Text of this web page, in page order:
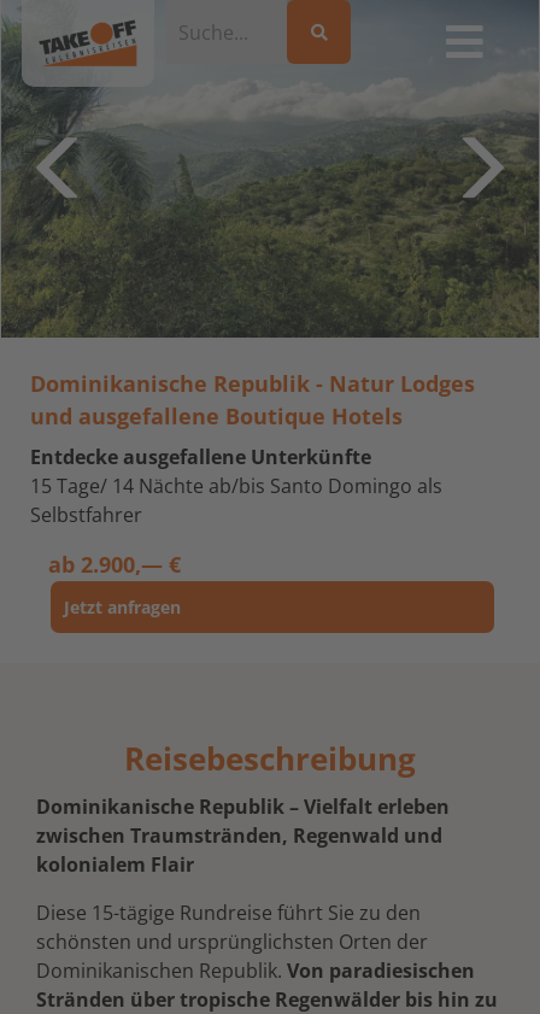
Dominikanische Republik - Natur Lodges
und ausgefallene Boutique Hotels
Entdecke ausgefallene Unterkünfte
15 Tage/ 14 Nächte ab/bis Santo Domingo als
Selbstfahrer
ab 2.900,— €
Jetzt anfragen
Reisebeschreibung
Dominikanische Republik – Vielfalt erleben
zwischen Traumstränden, Regenwald und
kolonialem Flair
Diese 15-tägige Rundreise führt Sie zu den
schönsten und ursprünglichsten Orten der
Dominikanischen Republik. Von paradiesischen
Stränden über tropische Regenwälder bis hin zu